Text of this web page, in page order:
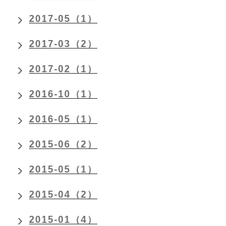
2017-05（1）
2017-03（2）
2017-02（1）
2016-10（1）
2016-05（1）
2015-06（2）
2015-05（1）
2015-04（2）
2015-01（4）